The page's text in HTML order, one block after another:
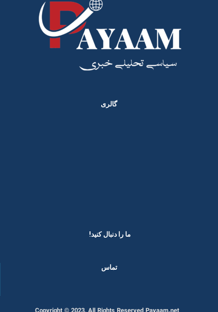
گالری
ما را دنبال کنید! ​
تماس